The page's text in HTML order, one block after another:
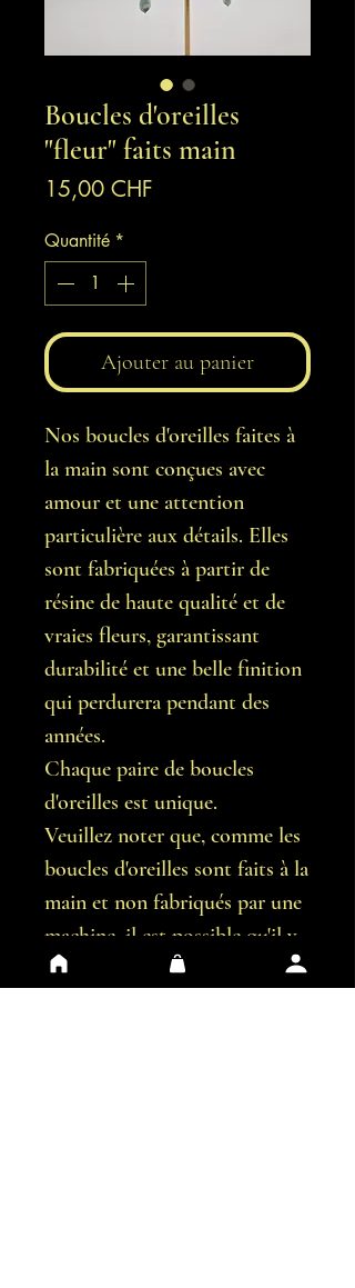
Boucles d'oreilles
"fleur" faits main
15,00 CHF
Quantité *
Ajouter au panier
Nos boucles d'oreilles faites à
la main sont conçues avec
amour et une attention
particulière aux détails. Elles
sont fabriquées à partir de
résine de haute qualité et de
vraies fleurs, garantissant
durabilité et une belle finition
qui perdurera pendant des
années.
Chaque paire de boucles
d'oreilles est unique.
Veuillez noter que, comme les
boucles d'oreilles sont faits à la
main et non fabriqués par une
machine, il est possible qu'il y
ait de légères imperfections.